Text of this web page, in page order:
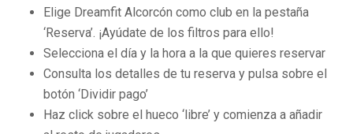
Elige Dreamfit Alcorcón como club en la pestaña
‘Reserva’. ¡Ayúdate de los filtros para ello!
Selecciona el día y la hora a la que quieres reservar
Consulta los detalles de tu reserva y pulsa sobre el
botón ‘Dividir pago’
Haz click sobre el hueco ‘libre’ y comienza a añadir